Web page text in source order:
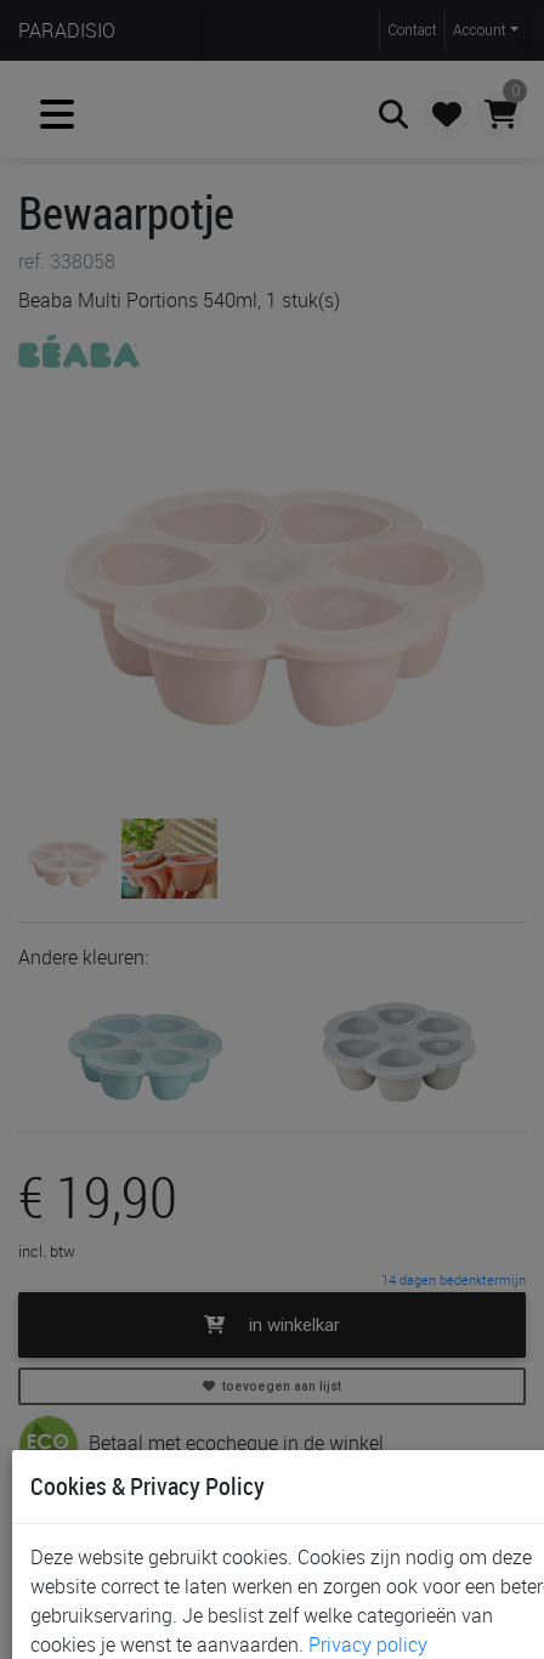
PARADISIO Contact Account
0
Bewaarpotje
ref. 338058
Beaba Multi Portions 540ml, 1 stuk(s)
Andere kleuren:
€ 19,90
incl. btw
14 dagen bedenktermijn
in winkelkar
toevoegen aan lijst
Betaal met ecocheque in de winkel
Gratis (en direct) af te halen in onzewinkelte Aalst,
Gent, Sint-Niklaas en Waregem
Gratis verzending vanaf € 80 *
Cookies & Privacy Policy
Deze website gebruikt cookies. Cookies zijn nodig om deze
website correct te laten werken en zorgen ook voor een
gebruikservaring. Je beslist zelf welke categorieën van
cookies je wenst te aanvaarden. Privacy policy